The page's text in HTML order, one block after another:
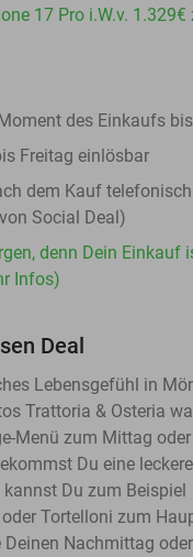
17 Pro i.W.v.
des Einkaufs
Freitag einlösbar
dem Kauf
Social Deal)
denn Dein Einkauf
Infos)
Deal
Lebensgefühl in
Trattoria & Osteria
Menü zum Mittag
Du eine
Du zum Beispiel
Tortelloni zum
Deinen Nachmittag